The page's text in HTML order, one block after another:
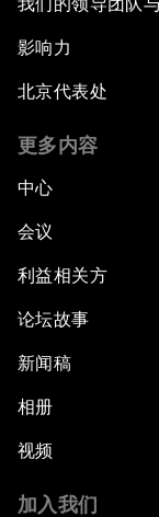
影响力
北京代表处
更多内容
中心
会议
利益相关方
论坛故事
新闻稿
相册
视频
加入我们